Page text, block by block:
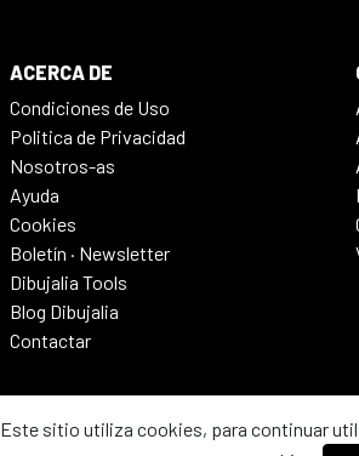
Este sitio utiliza cookies, para continuar
ACERCA DE
Condiciones de Uso
Politica de Privacidad
Nosotros-as
Ayuda
Cookies
Boletín · Newsletter
Dibujalia Tools
Blog Dibujalia
Contactar